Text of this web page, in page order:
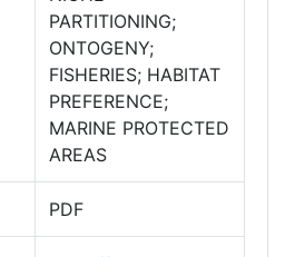
PARTITIONING;
ONTOGENY;
FISHERIES; HABITAT
PREFERENCE;
MARINE PROTECTED
AREAS
PDF